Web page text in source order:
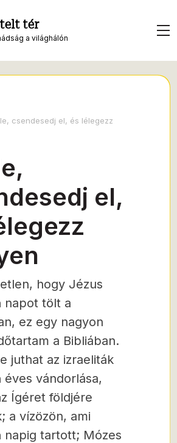
tér
a világhálón
csendesedj el, és lélegezz
el,
hogy Jézus
napot tölt a
ez egy nagyon
a Bibliában.
juthat az izraeliták
éves vándorlása,
Ígéret földjére
a vízözön, ami
napig tartott; Mózes